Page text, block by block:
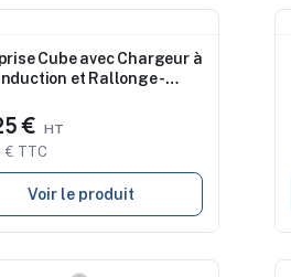
Cube avec Chargeur à
Induction et Rallonge -
€
€ TTC
Voir le produit